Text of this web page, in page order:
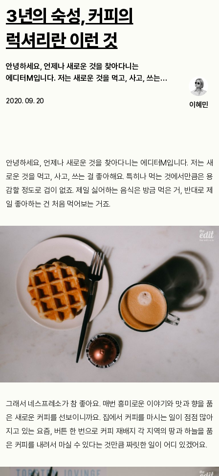
3년의 숙성, 커피의
럭셔리란 이런 것
안녕하세요, 언제나 새로운 것을 찾아다니는
에디터M입니다. 저는 새로운 것을 먹고, 사고, 쓰는…
2020. 09. 20 이혜민
안녕하세요, 언제나 새로운 것을 찾아다니는 에디터M입니다. 저는 새
로운 것을 먹고, 사고, 쓰는 걸 좋아해요. 특히나 먹는 것에서만큼은 용
감할 정도로 겁이 없죠. 제일 싫어하는 음식은 방금 먹은 거, 반대로 제
일 좋아하는 건 처음 먹어보는 거죠.
그래서 네스프레소가 참 좋아요. 매번 흥미로운 이야기와 맛과 향을 품
은 새로운 커피를 선보이니까요. 집에서 커피를 마시는 일이 점점 많아
지고 있는 요즘, 버튼 한 번으로 커피 재배지 각 지역의 땅과 하늘을 품
은 커피를 내려서 마실 수 있다는 것만큼 짜릿한 일이 어디 있겠어요.